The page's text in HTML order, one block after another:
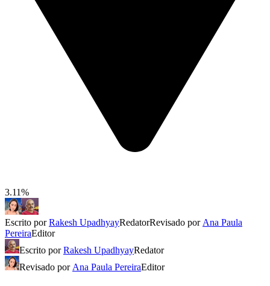
3.11%
Escrito porRakesh UpadhyayRedatorRevisado por Ana Paula
PereiraEditor
Escrito porRakesh UpadhyayRedator
Revisado por Ana Paula PereiraEditor